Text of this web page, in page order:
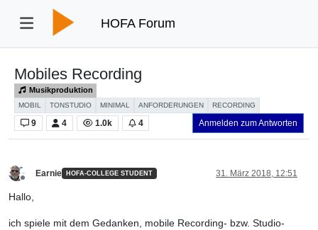
HOFA Forum
Mobiles Recording
Musikproduktion
MOBIL TONSTUDIO MINIMAL ANFORDERUNGEN RECORDING
9 4 1.0k 4 Anmelden zum Antworten
Earnie HOFA-COLLEGE STUDENT 31. März 2018, 12:51
Hallo,
ich spiele mit dem Gedanken, mobile Recording- bzw. Studio-